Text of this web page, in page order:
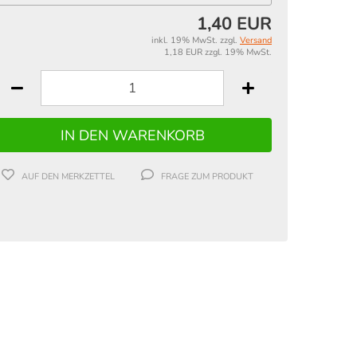
1,40 EUR
inkl. 19% MwSt. zzgl. Versand
1,18 EUR zzgl. 19% MwSt.
AUF DEN MERKZETTEL FRAGE ZUM PRODUKT